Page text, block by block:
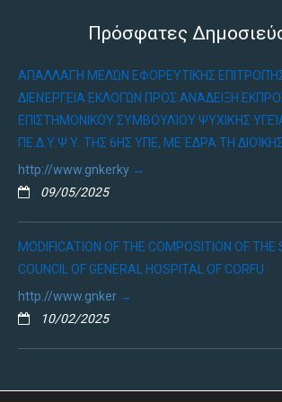
Πρόσφατες
ΑΠΑΛΛΑΓΉ ΜΕΛΏΝ ΕΦΟΡΕΥΤΙΚΉΣ
ΔΙΕΝΈΡΓΕΙΑ ΕΚΛΟΓΏΝ ΠΡΟΣ ΑΝΆΔΕΙΞΗ
ΕΠΙΣΤΗΜΟΝΙΚΟΎ ΣΥΜΒΟΥΛΊΟΥ ΨΥΧΙΚΉΣ
ΠΕ.Δ.Υ.Ψ.Υ. ΤΗΣ 6ΗΣ ΥΠΕ, ΜΕ ΈΔΡΑ ΤΗ
http://www.gnkerky
09/05/2025
MODIFICATION OF THE COMPOSITION OF THE
COUNCIL OF GENERAL HOSPITAL OF CORFU
http://www.gnker
10/02/2025